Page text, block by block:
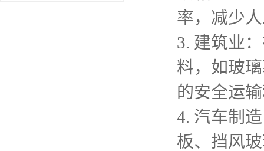
率，减少
3. 建筑业
料，如玻
的安全运
4. 汽车制
板、挡风